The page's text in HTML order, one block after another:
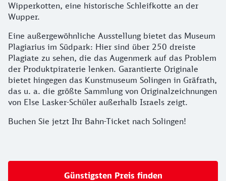
Wipperkotten, eine historische Schleifkotte an der
Wupper.
Eine außergewöhnliche Ausstellung bietet das Museum
Plagiarius im Südpark: Hier sind über 250 dreiste
Plagiate zu sehen, die das Augenmerk auf das Problem
der Produktpiraterie lenken. Garantierte Originale
bietet hingegen das Kunstmuseum Solingen in Gräfrath,
das u. a. die größte Sammlung von Originalzeichnungen
von Else Lasker-Schüler außerhalb Israels zeigt.
Buchen Sie jetzt Ihr Bahn-Ticket nach Solingen!
Günstigsten Preis finden